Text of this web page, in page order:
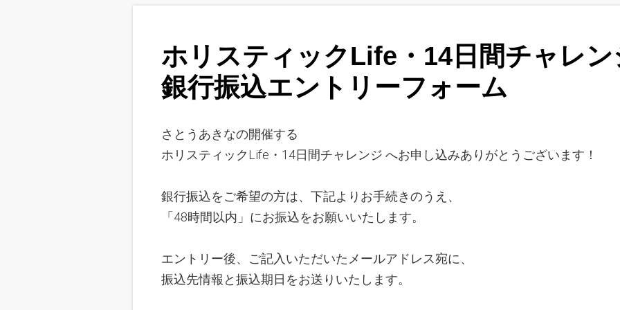
ホリスティックLife・14日間チャレン
銀行振込エントリーフォーム
さとうあきなの開催する
ホリスティックLife・14日間チャレンジ へお申し込みありがとうございます！
銀行振込をご希望の方は、下記よりお手続きのうえ、
「48時間以内」にお振込をお願いいたします。
エントリー後、ご記入いただいたメールアドレス宛に、
振込先情報と振込期日をお送りいたします。